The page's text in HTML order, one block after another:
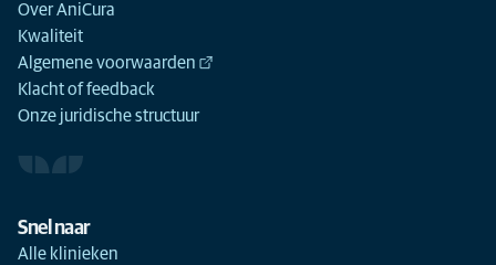
Over AniCura
Kwaliteit
Algemene voorwaarden
Klacht of feedback
Onze juridische structuur
Snel naar
Alle klinieken